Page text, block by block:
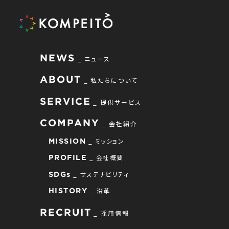
NEWS ニュース
ABOUT 私たちについて
SERVICE 提供サービス
COMPANY 会社紹介
MISSION ミッション
PROFILE 会社概要
SDGs サステナビリティ
HISTORY 沿革
RECRUIT 採用情報